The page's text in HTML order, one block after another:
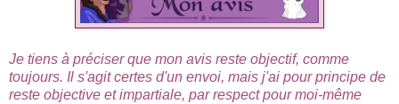
Je tiens à préciser que mon avis reste objectif, comme
toujours. Il s'agit certes d'un envoi, mais j'ai pour principe de
reste objective et impartiale, par respect pour moi-même